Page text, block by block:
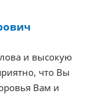
и высокую
что Вы
Вам и